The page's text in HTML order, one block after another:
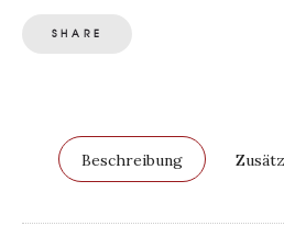
SHARE
Beschreibung